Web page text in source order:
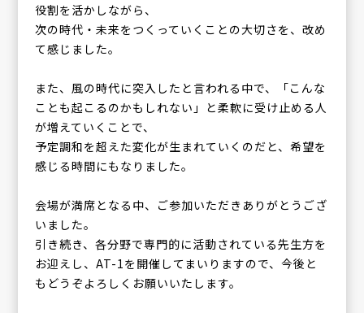
役割を活かしながら、
次の時代・未来をつくっていくことの大切さを、改め
て感じました。
また、風の時代に突入したと言われる中で、「こんな
ことも起こるのかもしれない」と柔軟に受け止める人
が増えていくことで、
予定調和を超えた変化が生まれていくのだと、希望を
感じる時間にもなりました。
会場が満席となる中、ご参加いただきありがとうござ
いました。
引き続き、各分野で専門的に活動されている先生方を
お迎えし、AT-1を開催してまいりますので、今後と
もどうぞよろしくお願いいたします。